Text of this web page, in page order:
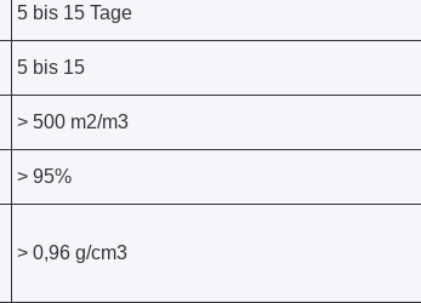
5 bis 15 Tage
5 bis 15
> 500 m2/m3
> 95%
> 0,96 g/cm3